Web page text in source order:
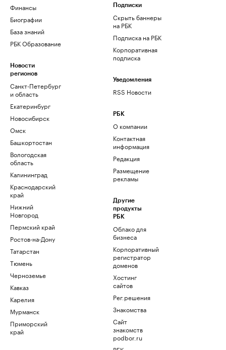
Финансы
Биографии
База знаний
РБК Образование
Новости
регионов
Санкт-Петербург
и область
Екатеринбург
Новосибирск
Омск
Башкортостан
Вологодская
область
Калининград
Краснодарский
край
Нижний
Новгород
Пермский край
Ростов-на-Дону
Татарстан
Тюмень
Черноземье
Кавказ
Карелия
Мурманск
Приморский
край
Подписки
Скрыть баннеры
на РБК
Подписка на РБК
Корпоративная
подписка
Уведомления
RSS Новости
РБК
О компании
Контактная
информация
Редакция
Размещение
рекламы
Другие
продукты
РБК
Облако для
бизнеса
Корпоративный
регистратор
доменов
Хостинг
сайтов
Рег.решения
Знакомства
Сайт
знакомств
podbor.ru